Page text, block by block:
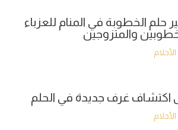
حلم الخطوبة في المنام للعزباء
والمتزوجين
اكتشاف غرف جديدة في الحلم